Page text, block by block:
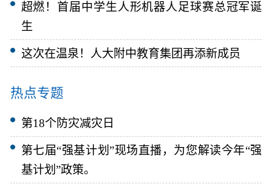
超燃！首届中学生人形机器人足球赛总冠军诞
生
这次在温泉！人大附中教育集团再添新成员
热点专题
第18个防灾减灾日
第七届“强基计划”现场直播，为您解读今年“强
基计划”政策。